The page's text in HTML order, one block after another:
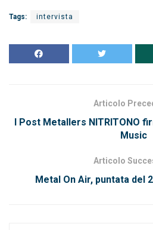
Tags: intervista
Articolo
I Post Metallers NITRITONO
Music
Articolo
Metal On Air, puntata del